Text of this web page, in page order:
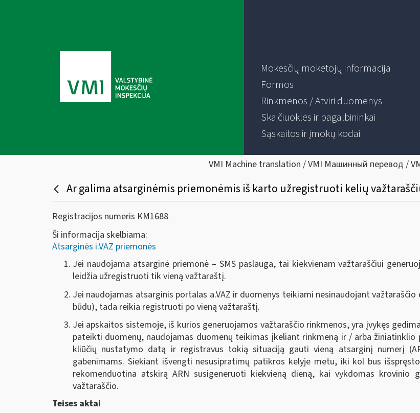
Mokesčių mokėtojų informacija
Formos
Rinkmenos / Atviri duomenys
Skaičiuoklės ir pagalbininkai
Sąskaitos ir įmokų kodai
VMI Machine translation / VMI Машинный перевод /
Ar galima atsarginėmis priemonėmis iš karto užregistruoti kelių
Registracijos numeris KM1688
Ši informacija skelbiama:
Atsarginės i.VAZ priemonės
Jei naudojama atsarginė priemonė – SMS paslauga, tai kiekvienam važtaraščiui
leidžia užregistruoti tik vieną važtaraštį.
Jei naudojamas atsarginis portalas a.VAZ ir duomenys teikiami nesinaudojant
būdu), tada reikia registruoti po vieną važtaraštį.
Jei apskaitos sistemoje, iš kurios generuojamos važtaraščio rinkmenos, yra įvykęs
pateikti duomenų, naudojamas duomenų teikimas įkeliant rinkmeną ir / arba
kliūčių nustatymo datą ir registravus tokią situaciją gauti vieną atsarginį numerį
gabenimams. Siekiant išvengti nesusipratimų patikros kelyje metu, iki kol bus
rekomenduotina atskirą ARN susigeneruoti kiekvieną dieną, kai vykdomas
važtaraščio.
Teises aktai